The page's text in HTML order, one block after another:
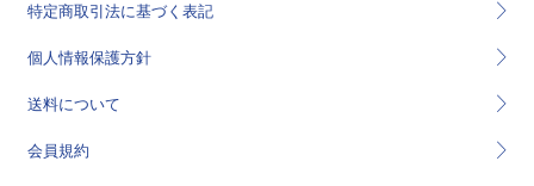
特定商取引法に基づく表記
個人情報保護方針
送料について
会員規約